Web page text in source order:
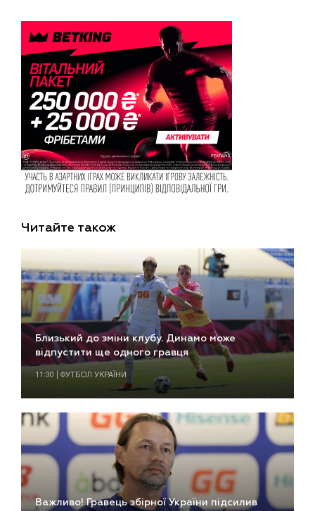
Читайте також
Близький до зміни клубу. Динамо може
відпустити ще одного гравця
11:30 | ФУТБОЛ УКРАЇНИ
Важливо! Гравець збірної України підсилив